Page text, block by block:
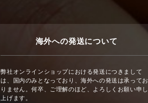
海外への発送について
弊社オンラインショップにおける発送につきまして
は、国内のみとなっており、海外への発送は承ってお
りません。何卒、ご理解のほど、よろしくお願い申し
上げます。